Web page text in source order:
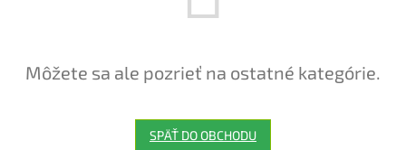
Môžete sa ale pozrieť na ostatné kategórie.
SPÄŤ DO OBCHODU